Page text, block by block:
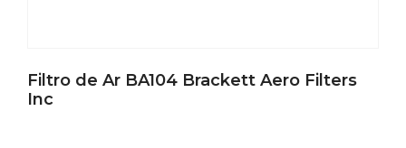
Filtro de Ar BA104 Brackett Aero Filters
Inc